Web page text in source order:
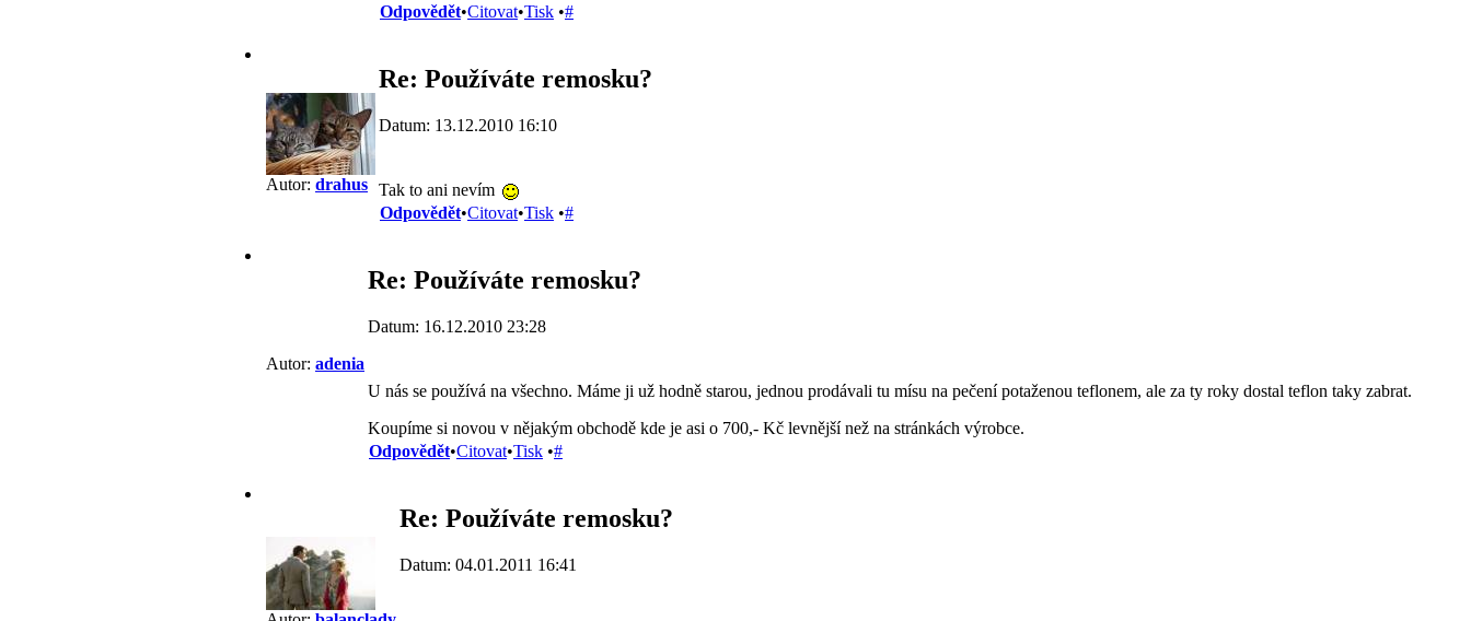
Odpovědět•Citovat•Tisk •#
Autor: drahus
Re: Používáte remosku?
Datum: 13.12.2010 16:10
Tak to ani nevím
Odpovědět•Citovat•Tisk •#
Autor: adenia
Re: Používáte remosku?
Datum: 16.12.2010 23:28
U nás se používá na všechno. Máme ji už hodně starou, jednou prodávali tu mísu na pečení potaženou teflonem, ale za ty roky dostal teflon taky zabrat.
Koupíme si novou v nějakým obchodě kde je asi o 700,- Kč levnější než na stránkách výrobce.
Odpovědět•Citovat•Tisk •#
Re: Používáte remosku?
Datum: 04.01.2011 16:41